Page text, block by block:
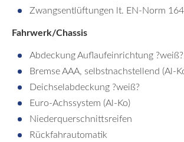
Zwangsentlüftungen lt. EN-Norm
Fahrwerk/Chassis
Abdeckung Auflaufeinrichtung ?weiß?
Bremse AAA, selbstnachstellend (Al-
Deichselabdeckung ?weiß?
Euro-Achssystem (Al-Ko)
Niederquerschnittsreifen
Rückfahrautomatik